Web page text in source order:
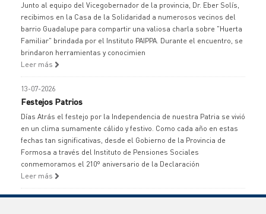
Junto al equipo del Vicegobernador de la provincia, Dr. Eber Solís,
recibimos en la Casa de la Solidaridad a numerosos vecinos del
barrio Guadalupe para compartir una valiosa charla sobre "Huerta
Familiar" brindada por el Instituto PAIPPA. Durante el encuentro, se
brindaron herramientas y conocimien
Leer más
13-07-2026
Festejos Patrios
Días Atrás el festejo por la Independencia de nuestra Patria se vivió
en un clima sumamente cálido y festivo. Como cada año en estas
fechas tan significativas, desde el Gobierno de la Provincia de
Formosa a través del Instituto de Pensiones Sociales
conmemoramos el 210º aniversario de la Declaración
Leer más